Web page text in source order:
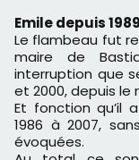
Emile depuis 1989
Le flambeau fut
maire de
interruption que
et 2000, depuis
Et fonction qu’il
1986 à 2007,
évoquées.